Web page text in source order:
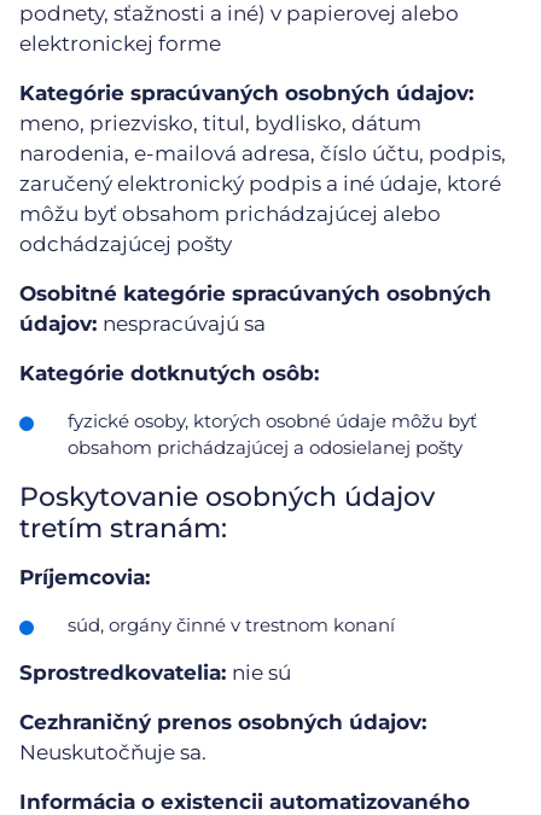
podnety, sťažnosti a iné) v papierovej alebo
elektronickej forme
Kategórie spracúvaných osobných údajov:
meno, priezvisko, titul, bydlisko, dátum
narodenia, e-mailová adresa, číslo účtu, podpis,
zaručený elektronický podpis a iné údaje, ktoré
môžu byť obsahom prichádzajúcej alebo
odchádzajúcej pošty
Osobitné kategórie spracúvaných osobných
údajov: nespracúvajú sa
Kategórie dotknutých osôb:
fyzické osoby, ktorých osobné údaje môžu byť
obsahom prichádzajúcej a odosielanej pošty
Poskytovanie osobných údajov
tretím stranám:
Príjemcovia:
súd, orgány činné v trestnom konaní
Sprostredkovatelia: nie sú
Cezhraničný prenos osobných údajov:
Neuskutočňuje sa.
Informácia o existencii automatizovaného